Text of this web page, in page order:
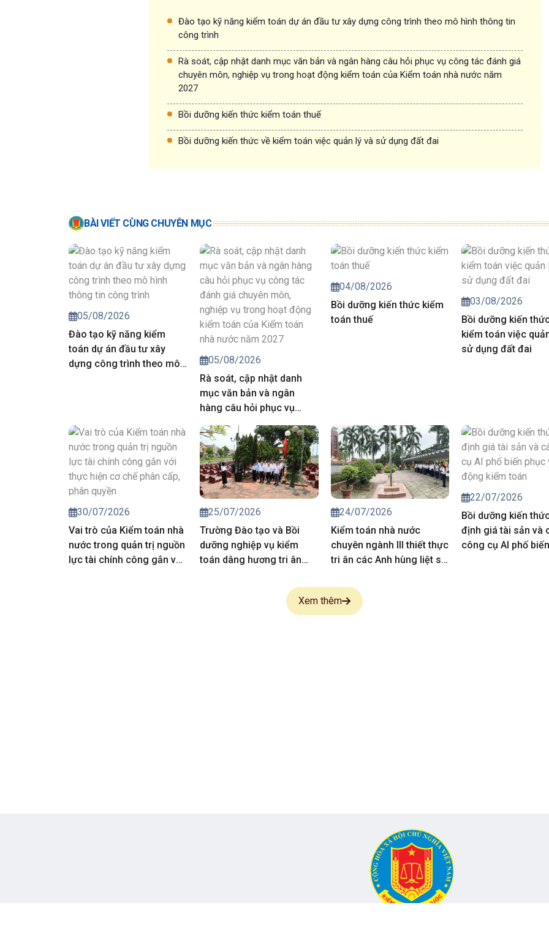
Đào tạo kỹ năng kiểm toán dự án đầu tư xây dựng công trình theo mô hình thông tin
công trình
Rà soát, cập nhật danh mục văn bản và ngân hàng câu hỏi phục vụ công tác đánh giá
chuyên môn, nghiệp vụ trong hoạt động kiểm toán của Kiểm toán nhà nước năm
2027
Bồi dưỡng kiến thức kiểm toán thuế
Bồi dưỡng kiến thức về kiểm toán việc quản lý và sử dụng đất đai
BÀI VIẾT CÙNG CHUYÊN MỤC
05/08/2026
Đào tạo kỹ năng kiểm
toán dự án đầu tư xây
dựng công trình theo mô
05/08/2026
Rà soát, cập nhật danh
mục văn bản và ngân
hàng câu hỏi phục vụ
công tác đánh giá chuyên
môn, nghiệp vụ trong hoạt
động kiểm toán của Kiểm
toán nhà nước năm 2027
04/08/2026
Bồi dưỡng kiến thức kiểm
toán thuế
03/08/2026
Bồi dưỡng kiến
kiểm toán việc
sử dụng đất đai
30/07/2026
Vai trò của Kiểm toán nhà
nước trong quản trị nguồn
lực tài chính công gắn với
25/07/2026
Trường Đào tạo và Bồi
dưỡng nghiệp vụ kiểm
toán dâng hương tri ân
24/07/2026
Kiểm toán nhà nước
chuyên ngành III thiết thực
tri ân các Anh hùng liệt sĩ,
22/07/2026
Bồi dưỡng kiến
định giá tài sản và
công cụ AI phố
Xem thêm